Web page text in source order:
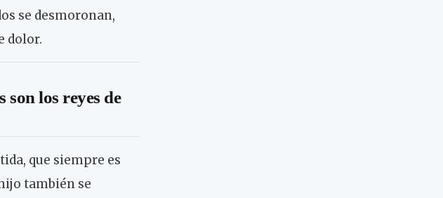
se desmoronan,
dolor.
son los reyes de
que siempre es
también se